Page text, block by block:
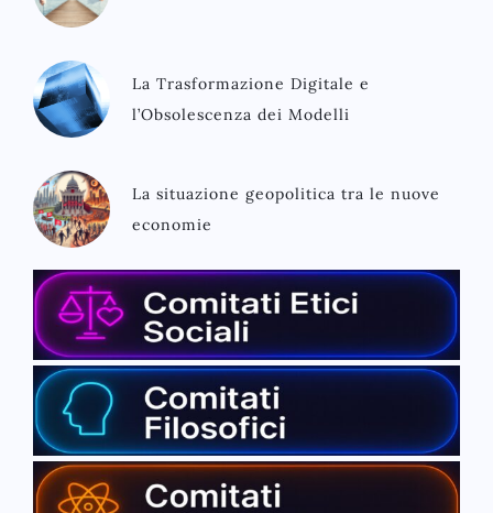
La Trasformazione Digitale e
l’Obsolescenza dei Modelli
La situazione geopolitica tra le nuove
economie